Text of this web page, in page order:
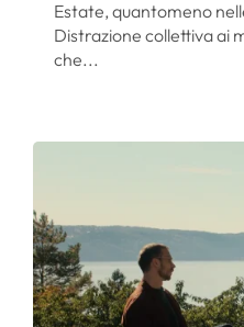
Estate, quantomeno
Distrazione collettiva ai
che...